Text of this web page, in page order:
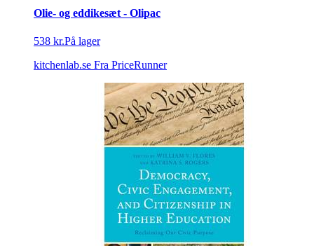
Olie- og eddikesæt - Olipac
538 kr.På lager
kitchenlab.se Fra PriceRunner